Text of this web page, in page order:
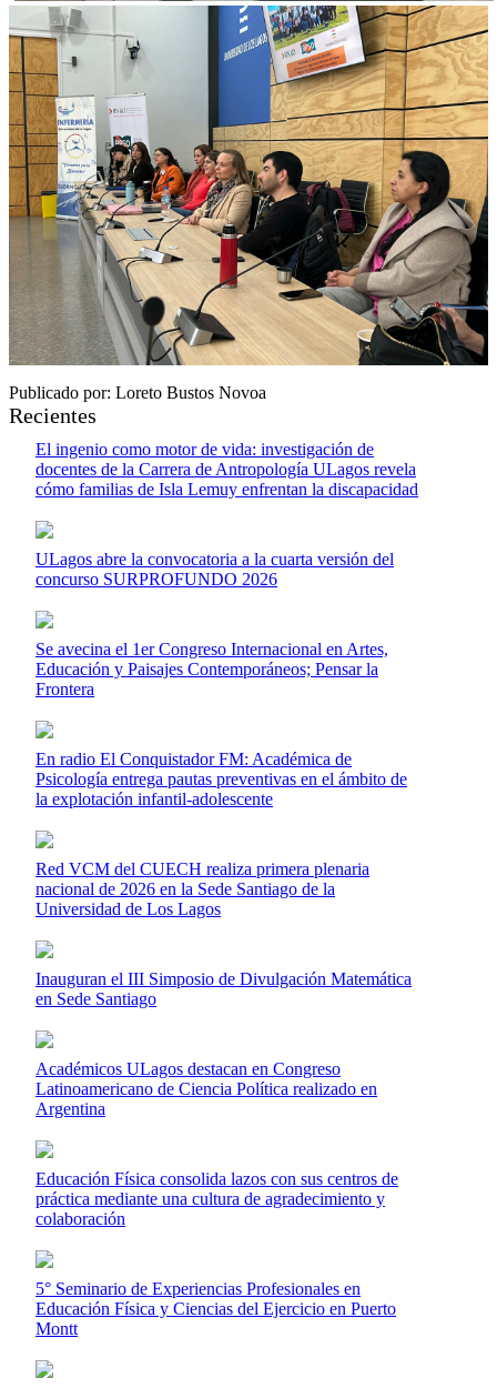
Publicado por: Loreto Bustos Novoa
Recientes
El ingenio como motor de vida: investigación de
docentes de la Carrera de Antropología ULagos revela
cómo familias de Isla Lemuy enfrentan la discapacidad
ULagos abre la convocatoria a la cuarta versión del
concurso SURPROFUNDO 2026
Se avecina el 1er Congreso Internacional en Artes,
Educación y Paisajes Contemporáneos; Pensar la
Frontera
En radio El Conquistador FM: Académica de
Psicología entrega pautas preventivas en el ámbito de
la explotación infantil-adolescente
Red VCM del CUECH realiza primera plenaria
nacional de 2026 en la Sede Santiago de la
Universidad de Los Lagos
Inauguran el III Simposio de Divulgación Matemática
en Sede Santiago
Académicos ULagos destacan en Congreso
Latinoamericano de Ciencia Política realizado en
Argentina
Educación Física consolida lazos con sus centros de
práctica mediante una cultura de agradecimiento y
colaboración
5° Seminario de Experiencias Profesionales en
Educación Física y Ciencias del Ejercicio en Puerto
Montt